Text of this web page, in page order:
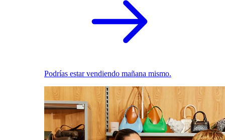
Podrías estar vendiendo mañana mismo.